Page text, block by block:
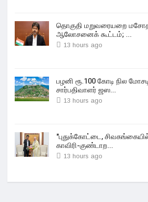
தொகுதி மறுவரையறை
ஆலோசனைக் கூட்டம்; ...
13 hours ago
பழனி ரூ.100 கோடி நில
சார்பதிவாளர் ஜஸ...
13 hours ago
"புதுக்கோட்டை,
காவிரி-குண்டாற...
13 hours ago